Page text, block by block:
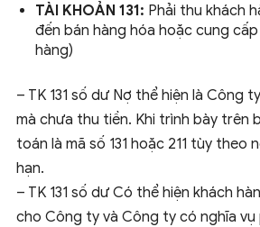
TÀI KHOẢN 131: Phải thu khách
đến bán hàng hóa hoặc cung
hàng)
– TK 131 số dư Nợ thể hiện là Công
mà chưa thu tiền. Khi trình bày trên
toán là mã số 131 hoặc 211 tùy theo
hạn.
– TK 131 số dư Có thể hiện khách
cho Công ty và Công ty có nghĩa vụ